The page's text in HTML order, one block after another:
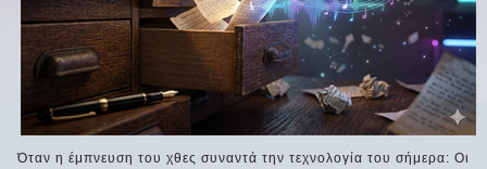
Όταν η έμπνευση του χθες συναντά την τεχνολογία του σήμερα: Οι